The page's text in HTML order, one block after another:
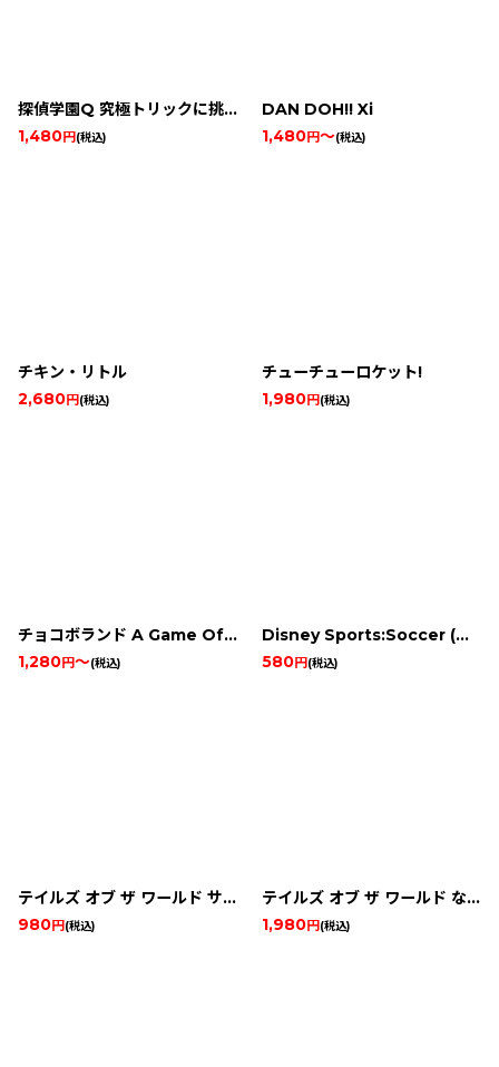
探偵学園Q 究極トリックに挑め!
1,480円 (税込)
DAN DOH!! Xi
1,480円～(税込)
チキン・リトル
2,680円 (税込)
チューチューロケット!
1,980円 (税込)
チョコボランド A Game Of Dice
1,280円～(税込)
Disney Sports:Soccer (ディズニースポーツ サッカー)
580円 (税込)
テイルズ オブ ザ ワールド サモナーズ リネージ
980円 (税込)
テイルズ オブ ザ ワールド なりきりダンジョン3
1,980円 (税込)